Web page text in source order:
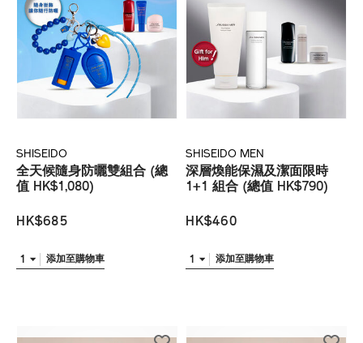
SHISEIDO
全天候隨身防曬雙組合 (總
值 HK$1,080)
HK$685
1 添加至購物車
SHISEIDO MEN
深層煥能保濕及潔面限時
1+1 組合 (總值 HK$790)
HK$460
1 添加至購物車